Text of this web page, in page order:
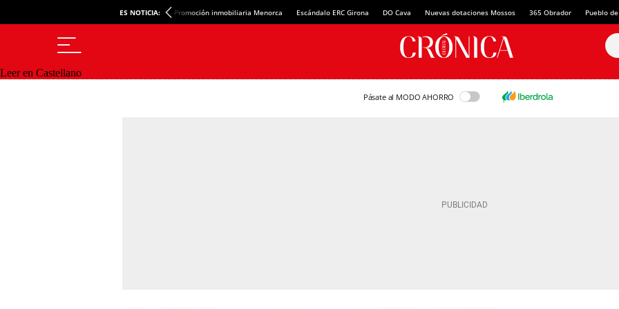
ES NOTICIA: Promoción inmobiliaria Menorca Escándalo ERC Girona DO Cava Nuevas dotaciones Mossos 365 Obrador Pueblo
Leer en Castellano
Pásate al MODO AHORRO